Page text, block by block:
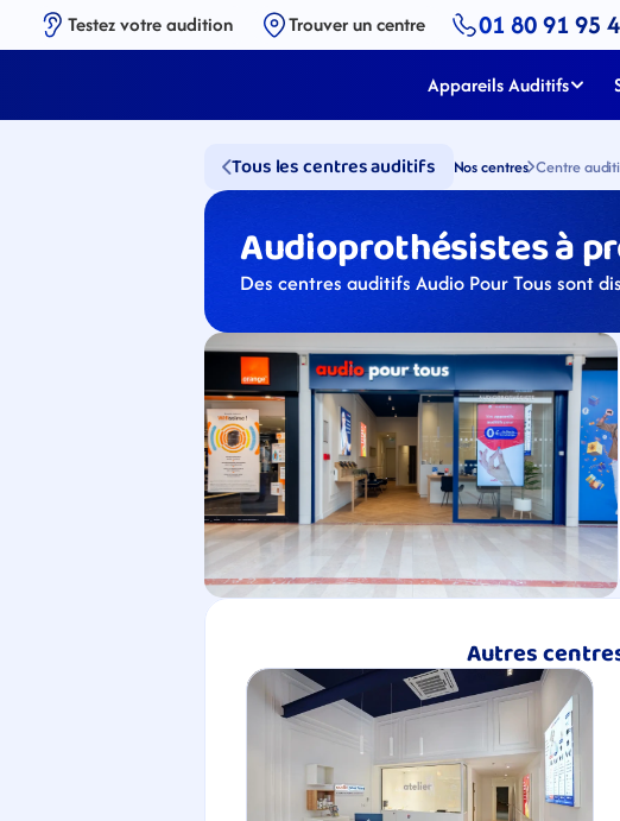
Testez votre audition Trouver un centre 01 80 91 95
Appareils Auditifs
Tous les centres auditifs Nos centres Centre
Audioprothésistes à
Des centres auditifs Audio Pour Tous sont
Autres